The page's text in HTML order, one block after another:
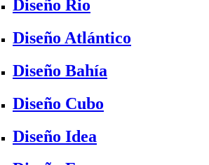
Diseño Rio
Diseño Atlántico
Diseño Bahía
Diseño Cubo
Diseño Idea